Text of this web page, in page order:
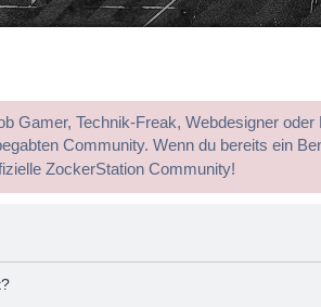
Gamer, Technik-Freak, Webdesigner
Community. Wenn du bereits ein
ZockerStation Community!